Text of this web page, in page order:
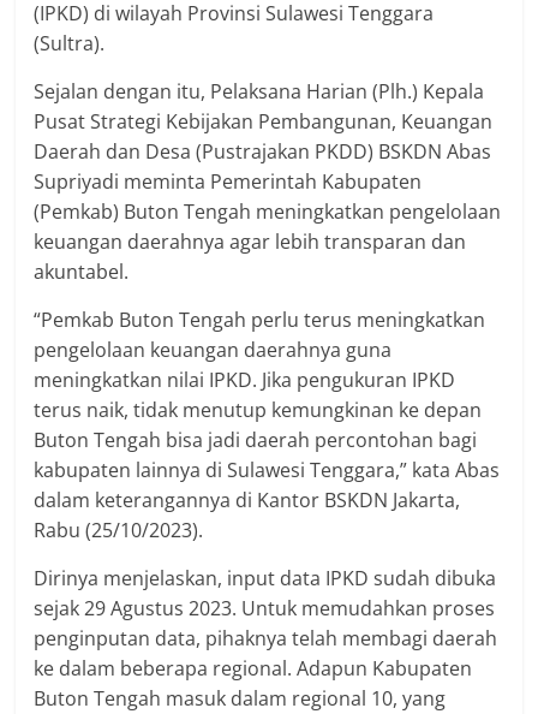
(IPKD) di wilayah Provinsi Sulawesi Tenggara
(Sultra).
Sejalan dengan itu, Pelaksana Harian (Plh.) Kepala
Pusat Strategi Kebijakan Pembangunan, Keuangan
Daerah dan Desa (Pustrajakan PKDD) BSKDN Abas
Supriyadi meminta Pemerintah Kabupaten
(Pemkab) Buton Tengah meningkatkan pengelolaan
keuangan daerahnya agar lebih transparan dan
akuntabel.
“Pemkab Buton Tengah perlu terus meningkatkan
pengelolaan keuangan daerahnya guna
meningkatkan nilai IPKD. Jika pengukuran IPKD
terus naik, tidak menutup kemungkinan ke depan
Buton Tengah bisa jadi daerah percontohan bagi
kabupaten lainnya di Sulawesi Tenggara,” kata Abas
dalam keterangannya di Kantor BSKDN Jakarta,
Rabu (25/10/2023).
Dirinya menjelaskan, input data IPKD sudah dibuka
sejak 29 Agustus 2023. Untuk memudahkan proses
penginputan data, pihaknya telah membagi daerah
ke dalam beberapa regional. Adapun Kabupaten
Buton Tengah masuk dalam regional 10, yang